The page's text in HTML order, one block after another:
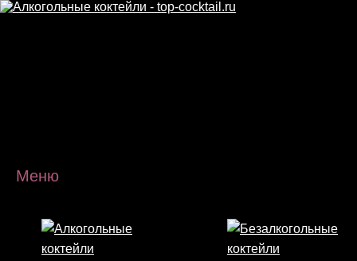
Перейти к основному содержанию
Меню